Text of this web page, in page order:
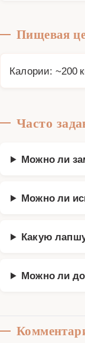
Пищевая
Калории: ~200
Часто
Можно ли
Можно ли
Какую
Можно ли